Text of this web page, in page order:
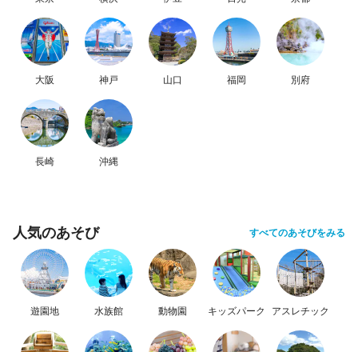
大阪 神戸 山口 福岡 別府
長崎 沖縄
人気のあそび すべてのあそびをみる
遊園地 水族館 動物園 キッズパーク アスレチック